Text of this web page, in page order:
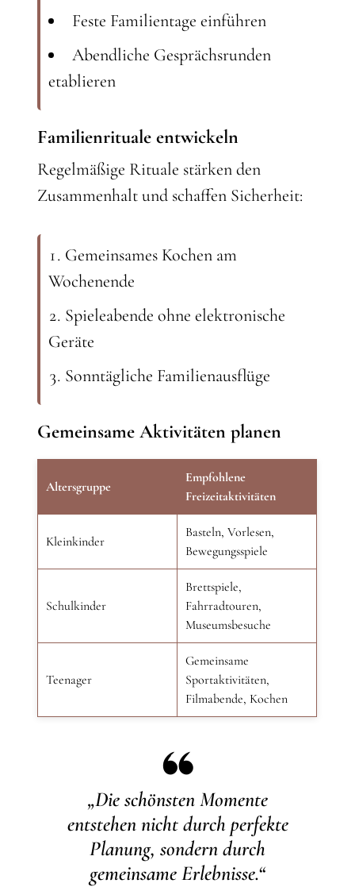
Feste Familientage einführen
Abendliche Gesprächsrunden
etablieren
Familienrituale entwickeln
Regelmäßige Rituale stärken den
Zusammenhalt und schaffen Sicherheit:
Gemeinsames Kochen am
Wochenende
Spieleabende ohne elektronische
Geräte
Sonntägliche Familienausflüge
Gemeinsame Aktivitäten planen
Altersgruppe
Empfohlene
Freizeitaktivitäten
Kleinkinder
Basteln, Vorlesen,
Bewegungsspiele
Schulkinder
Brettspiele,
Fahrradtouren,
Museumsbesuche
Teenager
Gemeinsame
Sportaktivitäten,
Filmabende, Kochen
„Die schönsten Momente
entstehen nicht durch perfekte
Planung, sondern durch
gemeinsame Erlebnisse.“